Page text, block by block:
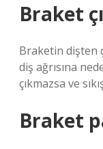
Braket
Braketin dişten
diş ağrısına
çıkmazsa ve
Braket